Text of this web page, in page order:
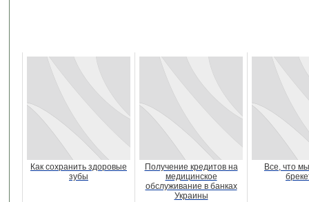
Как сохранить здоровые
зубы
Получение кредитов на
медицинское
обслуживание в банках
Украины
Все, что